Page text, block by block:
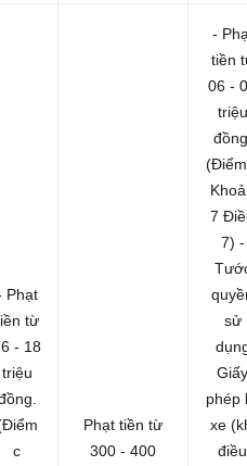
Phạt
từ
- 18
triệu
c
Phạt tiền từ
300 - 400
-
tiền
06 -
triệu
7
7) -
sử
Giấy
phép
xe
điều